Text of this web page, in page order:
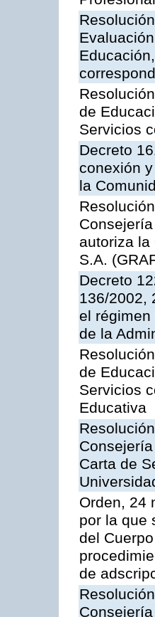
de
Servicios
Decreto
conexión
la
autoriza la
S.A.
Decreto
136/2002,
el
de la
de
Servicios
Educativa
Carta de
Orden, 24
por la que
del
de